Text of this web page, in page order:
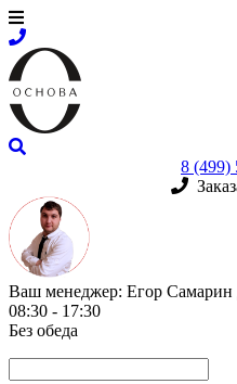
8 (499)
Ваш менеджер: Егор Самарин
08:30 - 17:30
Без обеда